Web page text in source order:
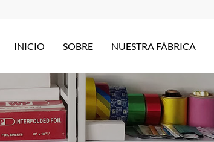
INICIO SOBRE NUESTRA FÁBRICA